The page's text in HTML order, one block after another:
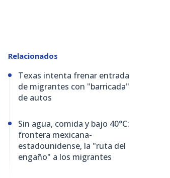
Relacionados
Texas intenta frenar entrada
de migrantes con "barricada"
de autos
Sin agua, comida y bajo 40°C:
frontera mexicana-
estadounidense, la "ruta del
engaño" a los migrantes